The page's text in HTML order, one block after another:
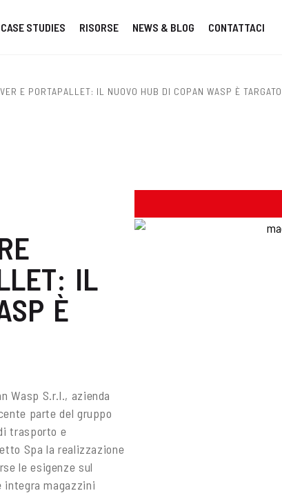
CASE STUDIES RISORSE NEWS & BLOG CONTATTACI
E PORTAPALLET: IL NUOVO HUB DI COPAN WASP È
IL
È
Wasp S.r.l., azienda
parte del gruppo
trasporto e
Spa la realizzazione
le esigenze sul
integra magazzini